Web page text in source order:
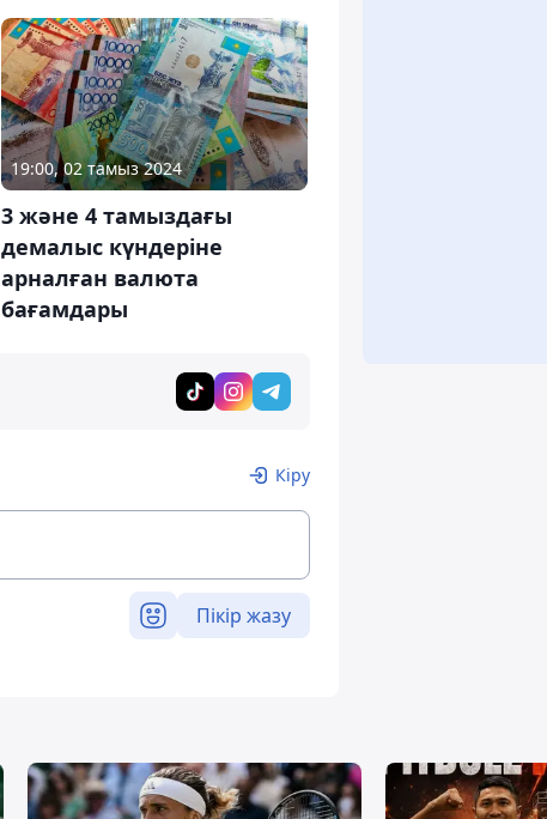
19:00, 02 тамыз 2024
3 және 4 тамыздағы
демалыс күндеріне
арналған валюта
бағамдары
Кіру
Пікір жазу